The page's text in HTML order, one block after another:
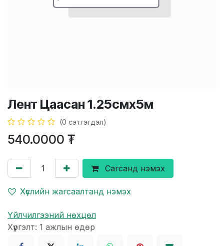
Лент Цаасан 1.25смх5м
(0 сэтгэгдэл)
540.0000 ₮
Сагсанд нэмэх
Хүслийн жагсаалтанд нэмэх
Үйлчилгээний нөхцөл
Хүргэлт: 1 ажлын өдөр